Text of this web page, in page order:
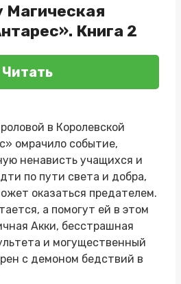
Магическая
Книга 2
Читать
в Королевской
омрачило событие,
ненависть учащихся и
по пути света и добра,
оказаться предателем.
а помогут ей в этом
Акки, бесстрашная
и могущественный
с демоном бедствий в